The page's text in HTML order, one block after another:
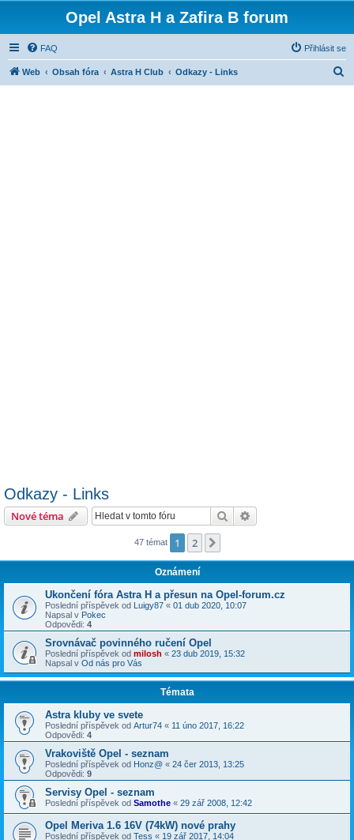
Opel Astra H a Zafira B forum
FAQ Přihlásit se
Web Obsah fóra Astra H Club Odkazy - Links
Odkazy - Links
Nové téma Hledat
47 témat 1 2
Oznámení
Ukončení fóra Astra H a přesun na Opel-forum.cz
Poslední příspěvek od Luigy87 « 01 dub 2020, 10:07
Napsal v Pokec
Odpovědi: 4
Srovnávač povinného ručení Opel
Poslední příspěvek od milosh « 23 dub 2019, 15:32
Napsal v Od nás pro Vás
Témata
Astra kluby ve svete
Poslední příspěvek od Artur74 « 11 úno 2017, 16:22
Odpovědi: 4
Vrakoviště Opel - seznam
Poslední příspěvek od Honz@ « 24 čer 2013, 13:25
Odpovědi: 9
Servisy Opel - seznam
Poslední příspěvek od Samothe « 29 zář 2008, 12:42
Opel Meriva 1.6 16V (74kW) nové prahy
Poslední příspěvek od Tess « 19 zář 2017, 14:04